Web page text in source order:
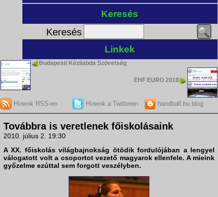
Keresés
Keresés
Linkek
Budapesti Kézilabda Szövetség
EHF EURO 2018
Híreink RSS-en Híreink a Twitteren handball.hu blog
Továbbra is veretlenek főiskolásaink
2010. július 2. 19:30
AXX. főiskolás világbajnokság ötödik fordulójában a lengyel
válogatott volt a csoportot vezető magyarokellenfele. A mieink
győzelme ezúttal sem forgott veszélyben.